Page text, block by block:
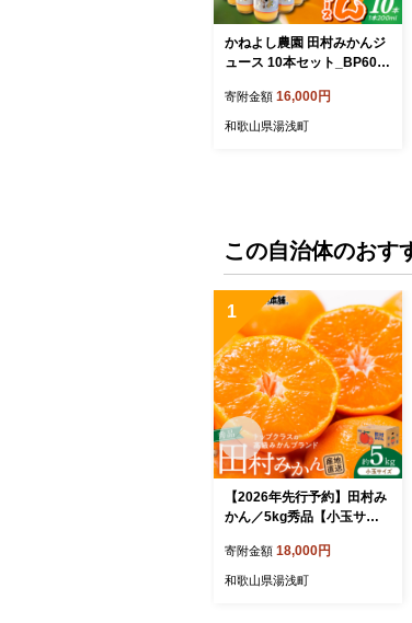
かねよし農園 田村みかんジ
ュース 10本セット_BP601
寄附金額 16,000円
和歌山県湯浅町
この自治体のおす
1
【2026年先行予約】田村み
かん／5kg秀品【小玉サイ
寄附金額 18,000円
和歌山県湯浅町